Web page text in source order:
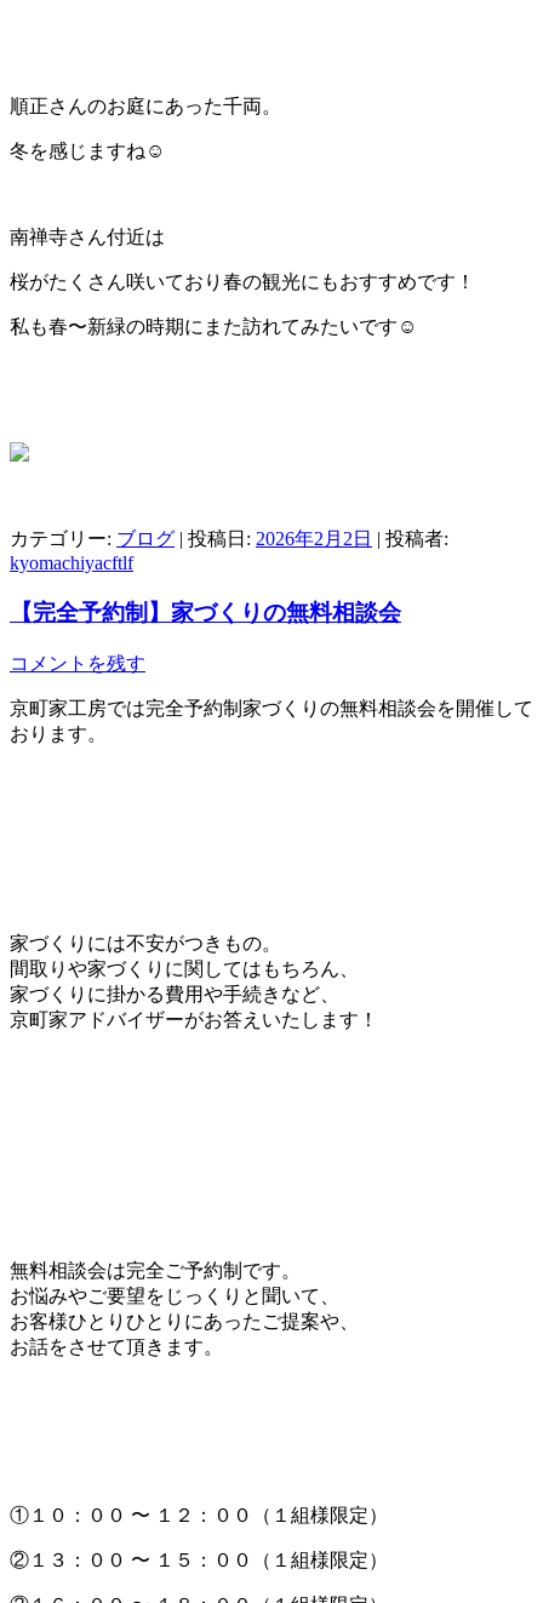
順正さんのお庭にあった千両。
冬を感じますね☺️
南禅寺さん付近は
桜がたくさん咲いており春の観光にもおすすめです！
私も春〜新緑の時期にまた訪れてみたいです☺️
カテゴリー: ブログ | 投稿日: 2026年2月2日 | 投稿者:
kyomachiyacftlf
【完全予約制】家づくりの無料相談会
コメントを残す
京町家工房では完全予約制家づくりの無料相談会を開催して
おります。
家づくりには不安がつきもの。
間取りや家づくりに関してはもちろん、
家づくりに掛かる費用や手続きなど、
京町家アドバイザーがお答えいたします！
無料相談会は完全ご予約制です。
お悩みやご要望をじっくりと聞いて、
お客様ひとりひとりにあったご提案や、
お話をさせて頂きます。
①１０：００ 〜 １２：００（１組様限定）
②１３：００ 〜 １５：００（１組様限定）